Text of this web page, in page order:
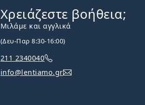
Χρειάζεστε βοήθεια;
Μιλάμε και αγγλικά
(Δευ-Παρ 8:30-16:00)
211 2340040
info@lentiamo.gr